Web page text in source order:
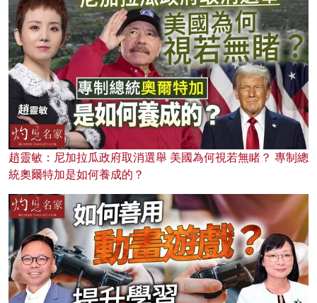
趙靈敏：尼加拉瓜政府取消選舉 美國為何視若無睹？ 專制總
統奧爾特加是如何養成的？